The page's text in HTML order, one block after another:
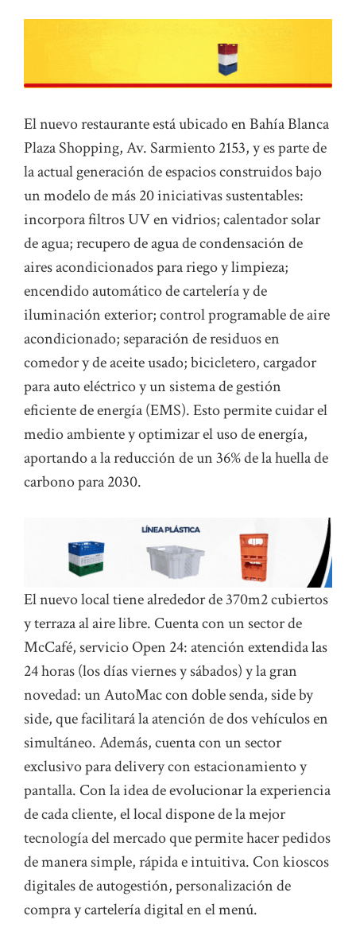
El nuevo restaurante está ubicado en Bahía Blanca
Plaza Shopping, Av. Sarmiento 2153, y es parte de
la actual generación de espacios construidos bajo
un modelo de más 20 iniciativas sustentables:
incorpora filtros UV en vidrios; calentador solar
de agua; recupero de agua de condensación de
aires acondicionados para riego y limpieza;
encendido automático de cartelería y de
iluminación exterior; control programable de aire
acondicionado; separación de residuos en
comedor y de aceite usado; bicicletero, cargador
para auto eléctrico y un sistema de gestión
eficiente de energía (EMS). Esto permite cuidar el
medio ambiente y optimizar el uso de energía,
aportando a la reducción de un 36% de la huella de
carbono para 2030.
El nuevo local tiene alrededor de 370m2 cubiertos
y terraza al aire libre. Cuenta con un sector de
McCafé, servicio Open 24: atención extendida las
24 horas (los días viernes y sábados) y la gran
novedad: un AutoMac con doble senda, side by
side, que facilitará la atención de dos vehículos en
simultáneo. Además, cuenta con un sector
exclusivo para delivery con estacionamiento y
pantalla. Con la idea de evolucionar la experiencia
de cada cliente, el local dispone de la mejor
tecnología del mercado que permite hacer pedidos
de manera simple, rápida e intuitiva. Con kioscos
digitales de autogestión, personalización de
compra y cartelería digital en el menú.